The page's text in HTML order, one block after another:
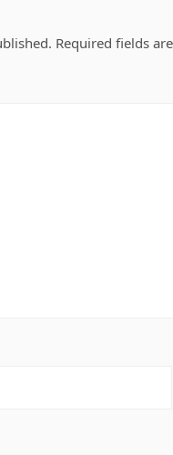
Required fields